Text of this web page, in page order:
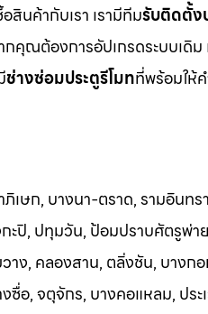
สินค้ากับเรา เรามีทีมรับติดตั้ง
คุณต้องการอัปเกรดระบบเดิม
ช่างซ่อมประตูรีโมทที่พร้อมให้
เษก, บางนา-ตราด, รามอินท
ปิ, ปทุมวัน, ป้อมปราบศัตรูพ่า
ง, คลองสาน, ตลิ่งชัน, บางก
อ, จตุจักร, บางคอแหลม, ประ